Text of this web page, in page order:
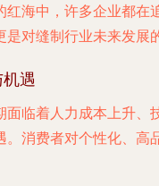
海中，许多企业都
对缝制行业未来发展
遇
临着人力成本上升
消费者对个性化、